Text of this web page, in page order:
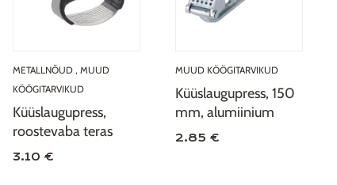
METALLNÕUD , MUUD
KÖÖGITARVIKUD
Küüslaugupress,
roostevaba teras
3.10 €
MUUD KÖÖGITARVIKUD
Küüslaugupress, 150
mm, alumiinium
2.85 €